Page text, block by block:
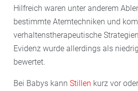
Hilfreich waren unter anderem
bestimmte Atemtechniken und
verhaltenstherapeutische
Evidenz wurde allerdings als
bewertet.
Bei Babys kann Stillen kurz vor